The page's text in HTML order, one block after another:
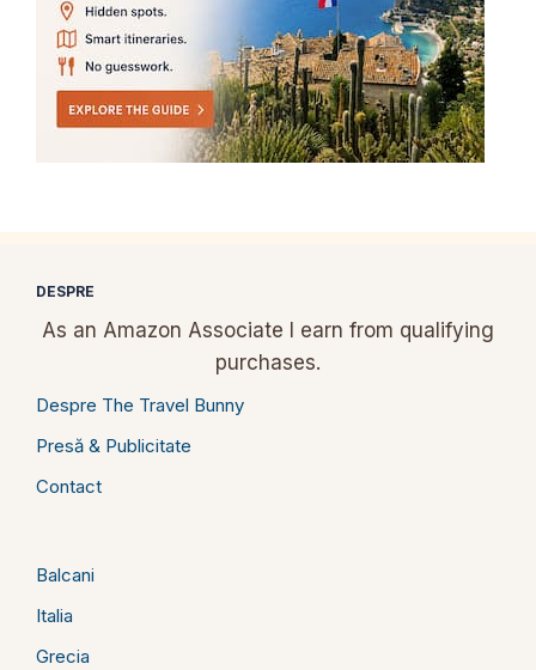
DESPRE
As an Amazon Associate I earn from qualifying
purchases.
Despre The Travel Bunny
Presă & Publicitate
Contact
Balcani
Italia
Grecia